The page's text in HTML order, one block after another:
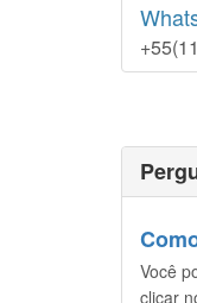
Você
clicar